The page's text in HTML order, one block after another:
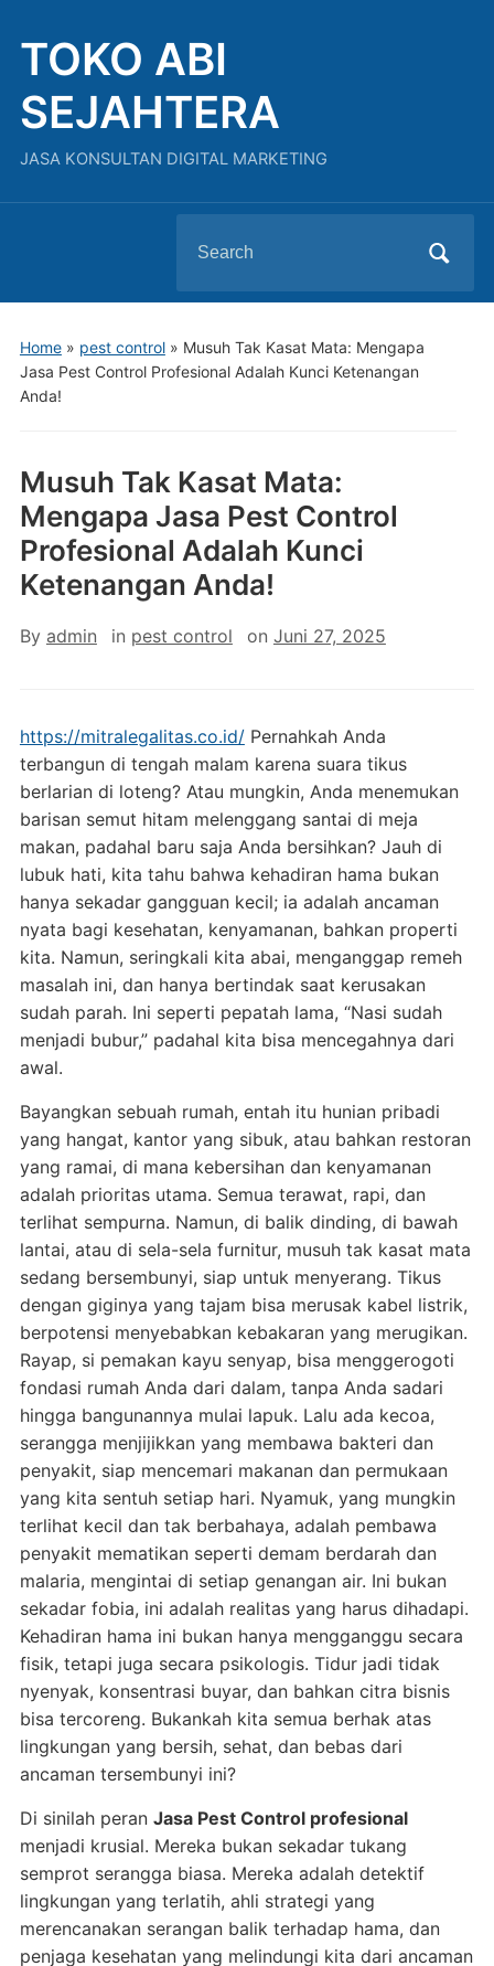
TOKO ABI
SEJAHTERA
JASA KONSULTAN DIGITAL MARKETING
for:
Home» pest control» Musuh Tak Kasat Mata: Mengapa
Jasa Pest Control Profesional Adalah Kunci Ketenangan
Anda!
Musuh Tak Kasat Mata:
Mengapa Jasa Pest Control
Profesional Adalah Kunci
Ketenangan Anda!
By admin in pest control on Juni 27, 2025
https://mitralegalitas.co.id/Pernahkah Anda
terbangun di tengah malam karena suara tikus
berlarian di loteng? Atau mungkin, Anda menemukan
barisan semut hitam melenggang santai di meja
makan, padahal baru saja Anda bersihkan? Jauh di
lubuk hati, kita tahu bahwa kehadiran hama bukan
hanya sekadar gangguan kecil; ia adalah ancaman
nyata bagi kesehatan, kenyamanan, bahkan properti
kita. Namun, seringkali kita abai, menganggap remeh
masalah ini, dan hanya bertindak saat kerusakan
sudah parah. Ini seperti pepatah lama, “Nasi sudah
menjadi bubur,” padahal kita bisa mencegahnya dari
awal.
Bayangkan sebuah rumah, entah itu hunian pribadi
yang hangat, kantor yang sibuk, atau bahkan restoran
yang ramai, di mana kebersihan dan kenyamanan
adalah prioritas utama. Semua terawat, rapi, dan
terlihat sempurna. Namun, di balik dinding, di bawah
lantai, atau di sela-sela furnitur, musuh tak kasat mata
sedang bersembunyi, siap untuk menyerang. Tikus
dengan giginya yang tajam bisa merusak kabel listrik,
berpotensi menyebabkan kebakaran yang merugikan.
Rayap, si pemakan kayu senyap, bisa menggerogoti
fondasi rumah Anda dari dalam, tanpa Anda sadari
hingga bangunannya mulai lapuk. Lalu ada kecoa,
serangga menjijikkan yang membawa bakteri dan
penyakit, siap mencemari makanan dan permukaan
yang kita sentuh setiap hari. Nyamuk, yang mungkin
terlihat kecil dan tak berbahaya, adalah pembawa
penyakit mematikan seperti demam berdarah dan
malaria, mengintai di setiap genangan air. Ini bukan
sekadar fobia, ini adalah realitas yang harus dihadapi.
Kehadiran hama ini bukan hanya mengganggu secara
fisik, tetapi juga secara psikologis. Tidur jadi tidak
nyenyak, konsentrasi buyar, dan bahkan citra bisnis
bisa tercoreng. Bukankah kita semua berhak atas
lingkungan yang bersih, sehat, dan bebas dari
ancaman tersembunyi ini?
Di sinilah peran Jasa Pest Control profesional
menjadi krusial. Mereka bukan sekadar tukang
semprot serangga biasa. Mereka adalah detektif
lingkungan yang terlatih, ahli strategi yang
merencanakan serangan balik terhadap hama, dan
penjaga kesehatan yang melindungi kita dari ancaman